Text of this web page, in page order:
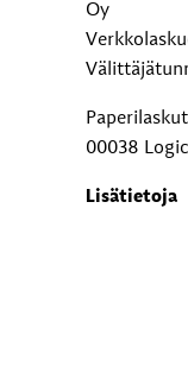
Oy
00038
Lisätietoja